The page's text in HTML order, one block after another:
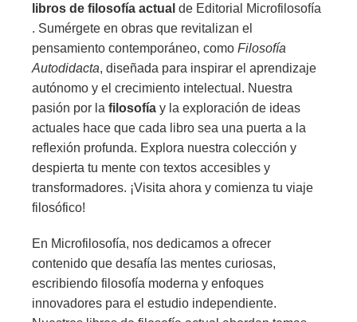
libros de filosofía actual de Editorial Microfilosofía
. Sumérgete en obras que revitalizan el
pensamiento contemporáneo, como Filosofía
Autodidacta, diseñada para inspirar el aprendizaje
autónomo y el crecimiento intelectual. Nuestra
pasión por la filosofía y la exploración de ideas
actuales hace que cada libro sea una puerta a la
reflexión profunda. Explora nuestra colección y
despierta tu mente con textos accesibles y
transformadores. ¡Visita ahora y comienza tu viaje
filosófico!
En Microfilosofía, nos dedicamos a ofrecer
contenido que desafía las mentes curiosas,
escribiendo filosofía moderna y enfoques
innovadores para el estudio independiente.